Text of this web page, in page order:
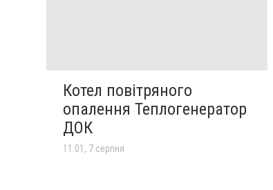
Котел повітряного
опалення Теплогенератор
ДОК
11:01, 7 серпня